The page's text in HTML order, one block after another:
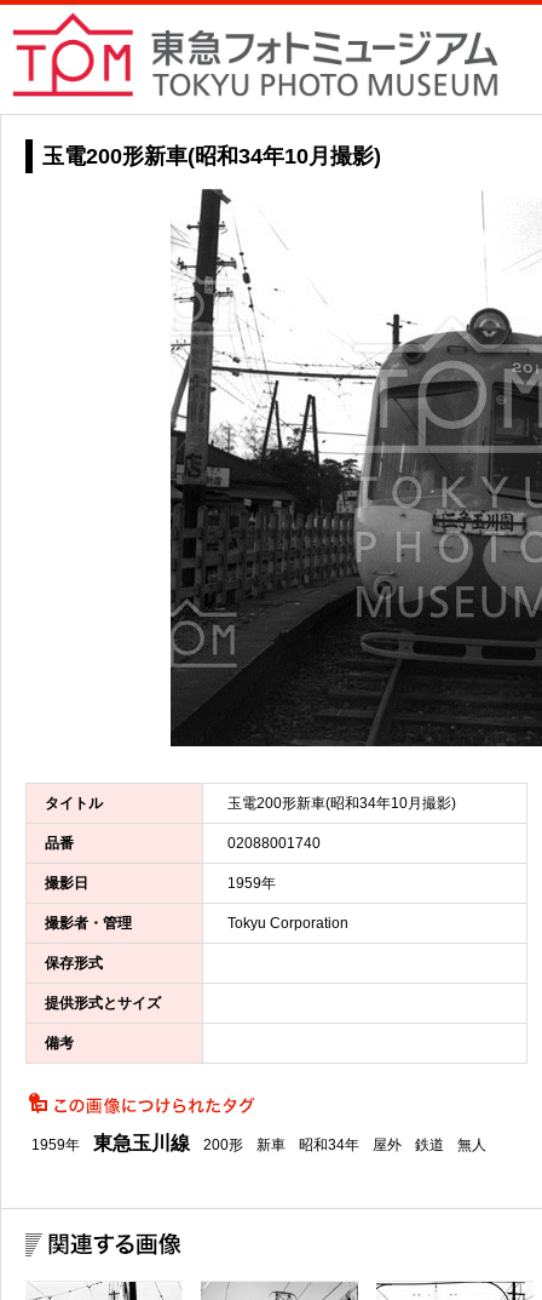
玉電200形新車(昭和34年10月撮影)
タイトル 玉電200形新車(昭和34年10月撮影)
品番 02088001740
撮影日 1959年
撮影者・管理 Tokyu Corporation
保存形式
提供形式とサイズ
備考
1959年 東急玉川線 200形 新車 昭和34年 屋外 鉄道 無人